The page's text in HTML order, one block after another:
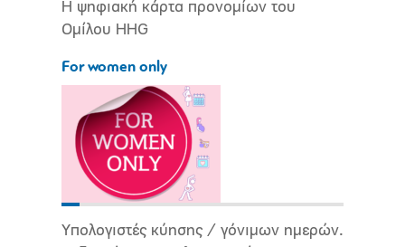
Η ψηφιακή κάρτα προνομίων του
Ομίλου HHG
For women only
Υπολογιστές κύησης / γόνιμων ημερών.